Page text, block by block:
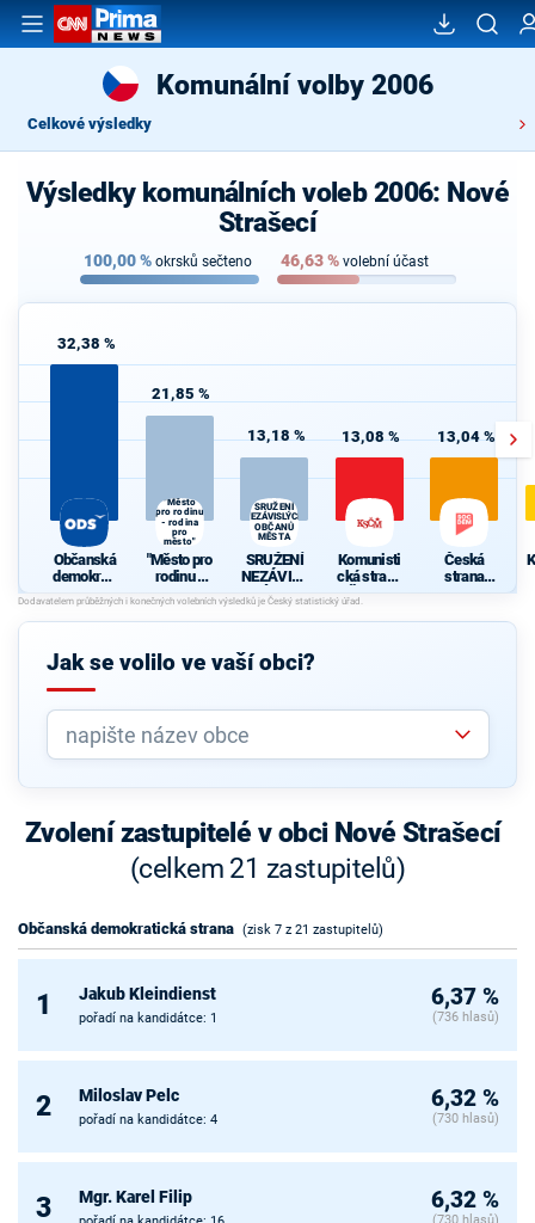
Komunální volby 2006
Celkové výsledky
Výsledky komunálních voleb 2006: Nové
Strašecí
100,00% okrsků sečteno 46,63% volební účast
32,38 %
Občanská
demokrati
cká strana
21,85 %
"Město
pro rodinu
- rodina
pro
město"
"Město pro
rodinu -
rodina pro
město"
13,18 %
SRUŽENÍ
NEZÁVISLÝCH
OBČANŮ
MĚSTA
SRUŽENÍ
NEZÁVISL
ÝCH
OBČANŮ
MĚSTA
13,08 %
Komunisti
cká strana
Čech a
Moravy
13,04 %
Česká
strana
sociálně
cká
Jak se volilo ve vaší obci?
Zvolení zastupitelé v obci Nové Strašecí
(celkem 21 zastupitelů)
Občanská demokratická strana (zisk 7 z 21 zastupitelů)
1 Jakub Kleindienst
pořadí na kandidátce: 1
6,37 %
(736 hlasů)
2 Miloslav Pelc
pořadí na kandidátce: 4
6,32 %
(730 hlasů)
3 Mgr. Karel Filip 6,32 %
(730 hlasů)